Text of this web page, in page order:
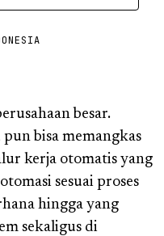
besar.
bisa memangkas
kerja otomatis yang
sesuai proses
hingga yang
sekaligus di